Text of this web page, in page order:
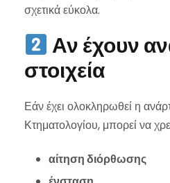
σχετικά εύκολα.
Αν έχουν
στοιχεία
Εάν έχει ολοκληρωθεί η
Κτηματολογίου, μπορεί να
αίτηση διόρθωσης